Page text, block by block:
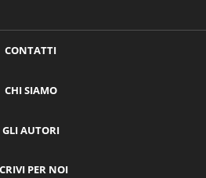
CONTATTI
CHI SIAMO
GLI AUTORI
PER NOI